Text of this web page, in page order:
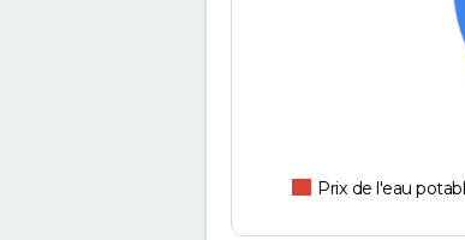
Prix de l'eau